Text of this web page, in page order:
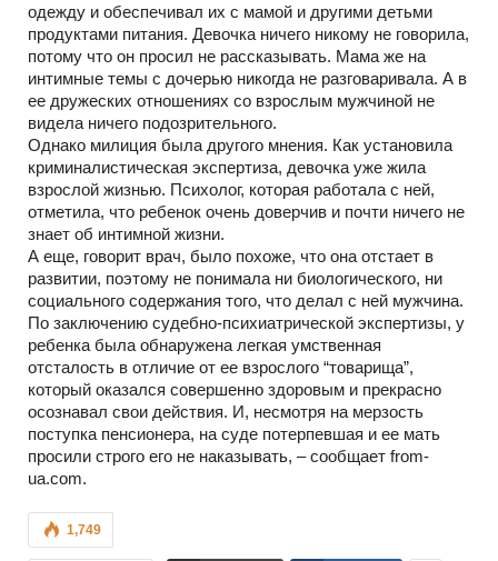
одежду и обеспечивал их с мамой и другими детьми
продуктами питания. Девочка ничего никому не говорила,
потому что он просил не рассказывать. Мама же на
интимные темы с дочерью никогда не разговаривала. А в
ее дружеских отношениях со взрослым мужчиной не
видела ничего подозрительного.
Однако милиция была другого мнения. Как установила
криминалистическая экспертиза, девочка уже жила
взрослой жизнью. Психолог, которая работала с ней,
отметила, что ребенок очень доверчив и почти ничего не
знает об интимной жизни.
А еще, говорит врач, было похоже, что она отстает в
развитии, поэтому не понимала ни биологического, ни
социального содержания того, что делал с ней мужчина.
По заключению судебно-психиатрической экспертизы, у
ребенка была обнаружена легкая умственная
отсталость в отличие от ее взрослого “товарища”,
который оказался совершенно здоровым и прекрасно
осознавал свои действия. И, несмотря на мерзость
поступка пенсионера, на суде потерпевшая и ее мать
просили строго его не наказывать, – сообщает from-
ua.com.
1,749